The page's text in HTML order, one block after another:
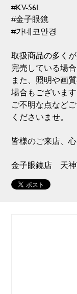
#KV-56L
#金子眼鏡
#가네코안경
取扱商品の多く
完売している場合
また、照明や画
場合もございま
ご不明な点など
くださいませ。
皆様のご来店、
金子眼鏡店 天神